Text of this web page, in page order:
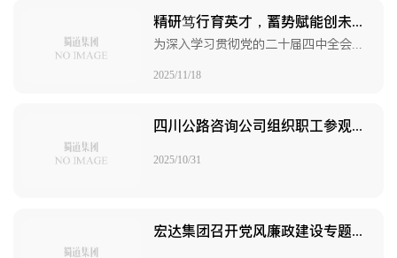
精研笃行育英才，蓄势赋能创未来 蜀道集团“绿色交通新型电力系统融合发展高级研修班”在蓉成功举办
为深入学习贯彻党的二十届四中全会精神，服务全省交通能源融合产业高质量发展，助力蜀道集团加速培育新质生产力，11月10日至11月14日，由四川省人力资源和社会保障厅主办，蜀道集团与蜀道清洁能源集团承办的“绿色交通新型电力系统融合发展”高级研修班在成都顺利举行。
2025/11/18
四川公路咨询公司组织职工参观纪念抗战胜利80周年专题展
2025/10/31
宏达集团召开党风廉政建设专题宣讲会